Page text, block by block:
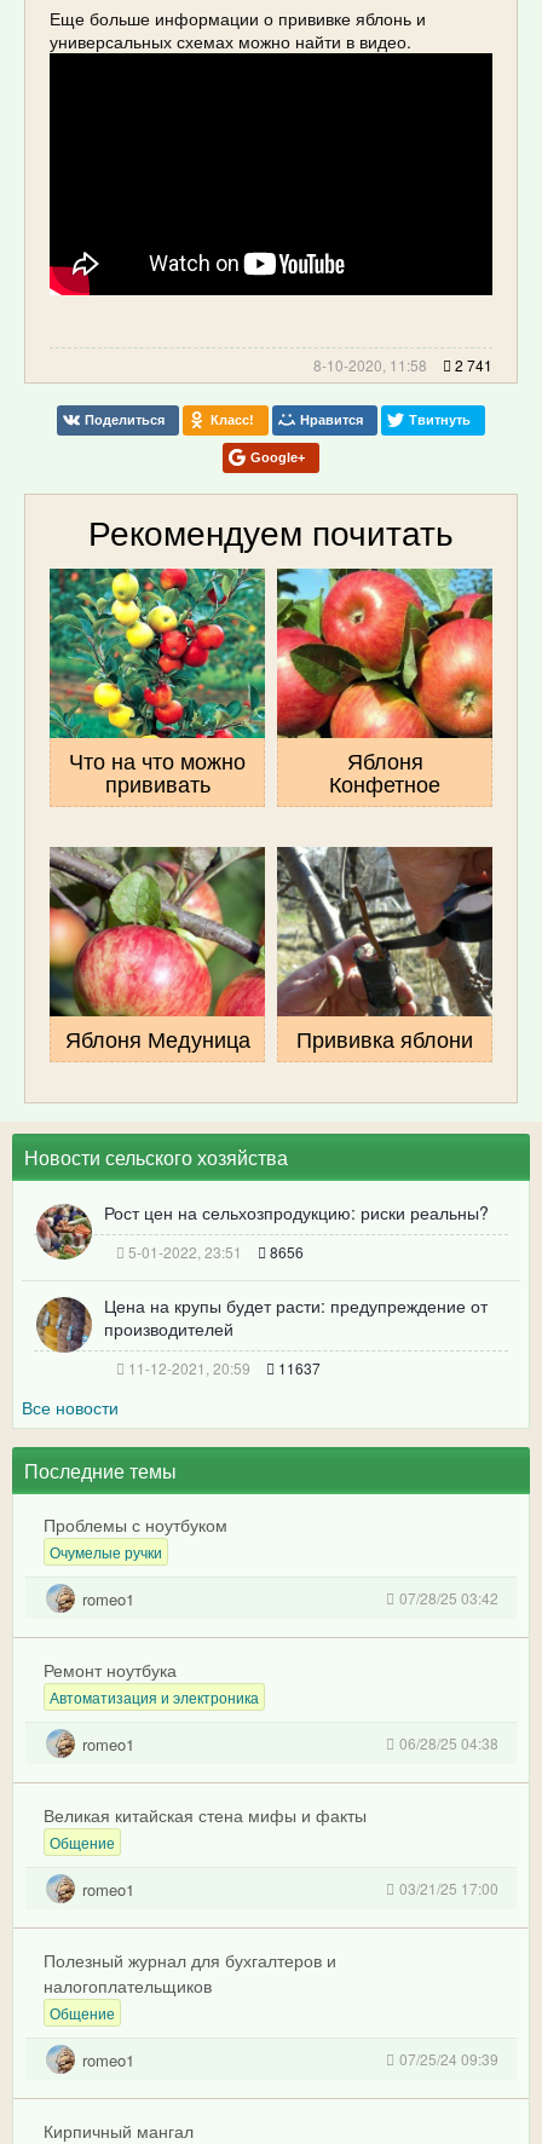
Еще больше информации о прививке яблонь и
универсальных схемах можно найти в видео.
8-10-2020, 11:58 2 741
Поделиться Класс! Нравится Твитнуть
Google+
Рекомендуем почитать
Что на что можно
прививать
Яблоня
Конфетное
Яблоня Медуница Прививка яблони
Новости сельского хозяйства
Рост цен на сельхозпродукцию: риски реальны?
5-01-2022, 23:51 8656
Цена на крупы будет расти: предупреждение от
производителей
11-12-2021, 20:59 11637
Все новости
Последние темы
Проблемы с ноутбуком
Очумелые ручки
romeo1 07/28/25 03:42
Ремонт ноутбука
Автоматизация и электроника
romeo1 06/28/25 04:38
Великая китайская стена мифы и факты
Общение
romeo1 03/21/25 17:00
Полезный журнал для бухгалтеров и
налогоплательщиков
Общение
romeo1 07/25/24 09:39
Кирпичный мангал